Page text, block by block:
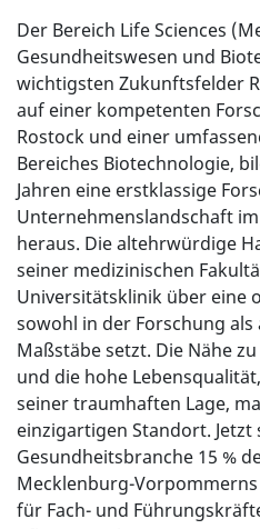
Der Bereich Life Sciences
Gesundheitswesen und
wichtigsten Zukunftsfelder
auf einer kompetenten
Rostock und einer
Bereiches Biotechnologie,
Jahren eine erstklassige
Unternehmenslandschaft
heraus. Die altehrwürdige
seiner medizinischen
Universitätsklinik über eine
sowohl in der Forschung
Maßstäbe setzt. Die Nähe
und die hohe
seiner traumhaften Lage,
einzigartigen Standort. Jetzt
Gesundheitsbranche 15 %
Mecklenburg-
für Fach- und